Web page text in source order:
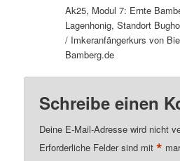
Ak25, Modul 7: Ernte
Lagenhonig, Standort
/ Imkeranfängerkurs von
Bamberg.de
Schreibe einen
Deine E-Mail-Adresse wird nicht
Erforderliche Felder sind mit*